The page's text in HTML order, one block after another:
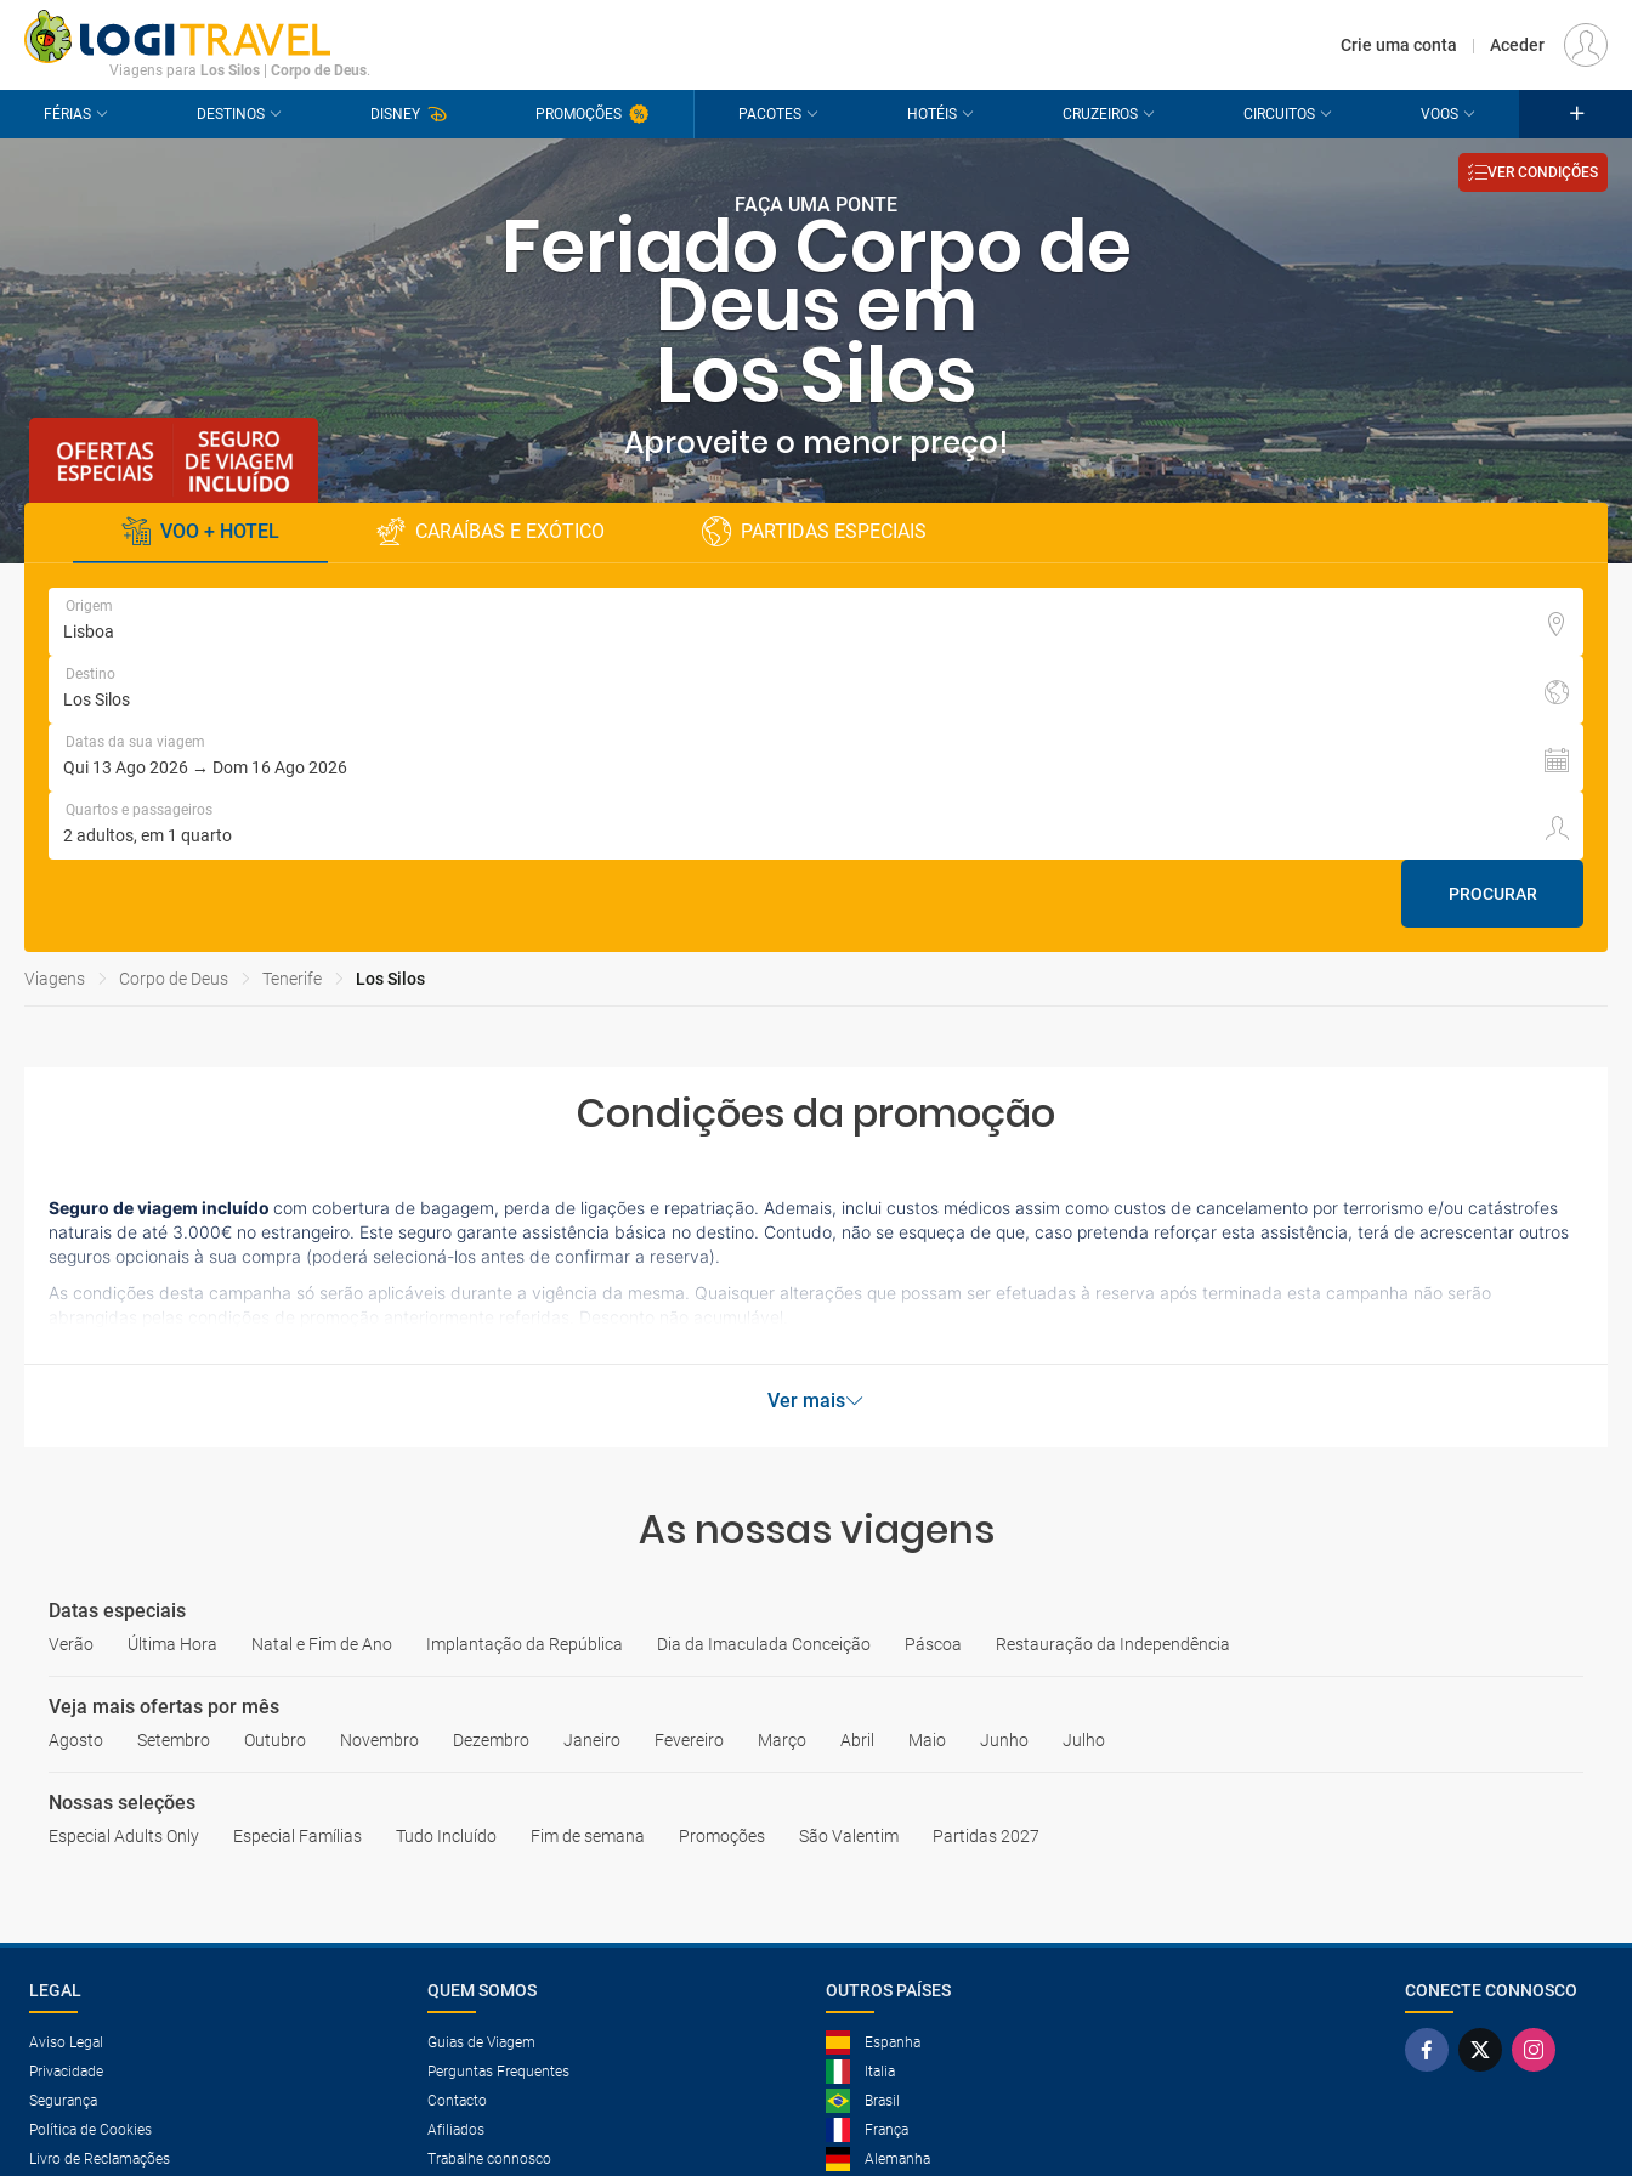
CONTACTO PERGUNTAS FREQUENTES EUR
Viagens para Los Silos Corpo de Deus.
Crie uma conta | Aceder
FÉRIAS DESTINOS DISNEY PROMOÇÕES PACOTES HOTÉIS CRUZEIROS CIRCUITOS VOOS
FAÇA UMA PONTE
Feriado Corpo de
Deus em
Los Silos
Aproveite o menor preço!
VER CONDIÇÕES
VOO + HOTEL CARAÍBAS E EXÓTICO PARTIDAS ESPECIAIS
Origem
Destino
Datas da sua viagem
Quartos e passageiros
PROCURAR
Viagens Corpo de Deus Tenerife Los Silos
Condições da promoção
Seguro de viagem incluído com cobertura de bagagem, perda de ligações e repatriação. Ademais, inclui custos médicos assim como custos de cancelamento por terrorismo e/ou catástrofes
naturais de até 3.000€ no estrangeiro. Este seguro garante assistência básica no destino. Contudo, não se esqueça de que, caso pretenda reforçar esta assistência, terá de acrescentar outros
seguros opcionais à sua compra (poderá selecioná-los antes de confirmar a reserva).
As condições desta campanha só serão aplicáveis durante a vigência da mesma. Quaisquer alterações que possam ser efetuadas à reserva após terminada esta campanha não serão
abrangidas pelas condições de promoção anteriormente referidas. Desconto não acumulável.
Ver mais
As nossas viagens
Datas especiais
Verão Última Hora Natal e Fim de Ano Implantação da República Dia da Imaculada Conceição Páscoa Restauração da Independência
Veja mais ofertas por mês
Agosto Setembro Outubro Novembro Dezembro Janeiro Fevereiro Março Abril Maio Junho Julho
Nossas seleções
Especial Adults Only Especial Famílias Tudo Incluído Fim de semana Promoções São Valentim Partidas 2027
LEGAL
Aviso Legal
Privacidade
Segurança
Política de Cookies
Livro de Reclamações
QUEM SOMOS
Guias de Viagem
Perguntas Frequentes
Contacto
Afiliados
Trabalhe connosco
OUTROS PAÍSES
Espanha
Italia
Brasil
França
Alemanha
CONECTE CONNOSCO